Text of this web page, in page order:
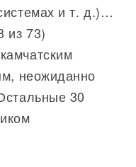
и т. д.)…
из 73)
неожиданно
30